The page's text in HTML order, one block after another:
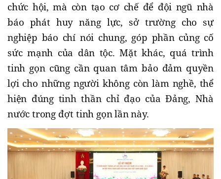
chức hội, mà còn tạo cơ chế để đội ngũ nhà
báo phát huy năng lực, sở trường cho sự
nghiệp báo chí nói chung, góp phần củng cố
sức mạnh của dân tộc. Mặt khác, quá trình
tinh gọn cũng cần quan tâm bảo đảm quyền
lợi cho những người không còn làm nghề, thể
hiện đúng tinh thần chỉ đạo của Đảng, Nhà
nước trong đợt tinh gọn lần này.